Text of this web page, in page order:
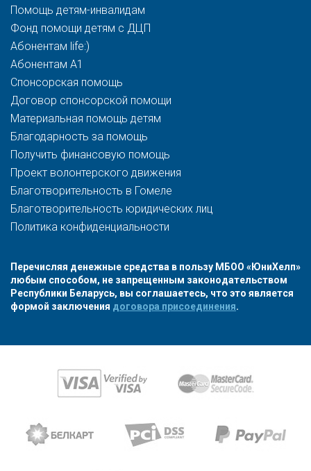
Помощь детям-инвалидам
Фонд помощи детям с ДЦП
Абонентам life:)
Абонентам A1
Спонсорская помощь
Договор спонсорской помощи
Материальная помощь детям
Благодарность за помощь
Получить финансовую помощь
Проект волонтерского движения
Благотворительность в Гомеле
Благотворительность юридических лиц
Политика конфиденциальности
Перечисляя денежные средства в пользу МБОО «ЮниХелп»
любым способом, не запрещенным законодательством
Республики Беларусь, вы соглашаетесь, что это является
формой заключения договора присоединения.